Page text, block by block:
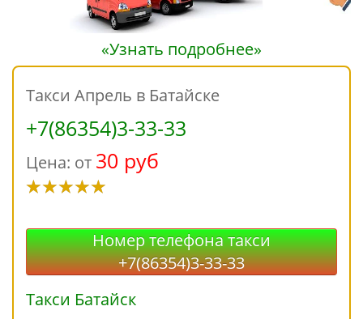
«Узнать подробнее»
Такси Апрель в Батайске
+7(86354)3-33-33
Цена: от 30 руб
Номер телефона такси
+7(86354)3-33-33
Такси Батайск